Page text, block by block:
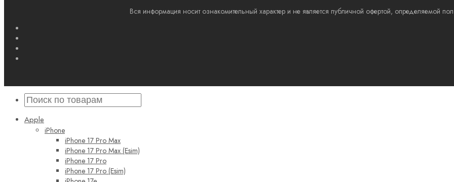
Вся информация носит ознакомительный характер и не является публичной офертой, определяемой
Apple
iPhone
iPhone 17 Pro Max
iPhone 17 Pro Max (Esim)
iPhone 17 Pro
iPhone 17 Pro (Esim)